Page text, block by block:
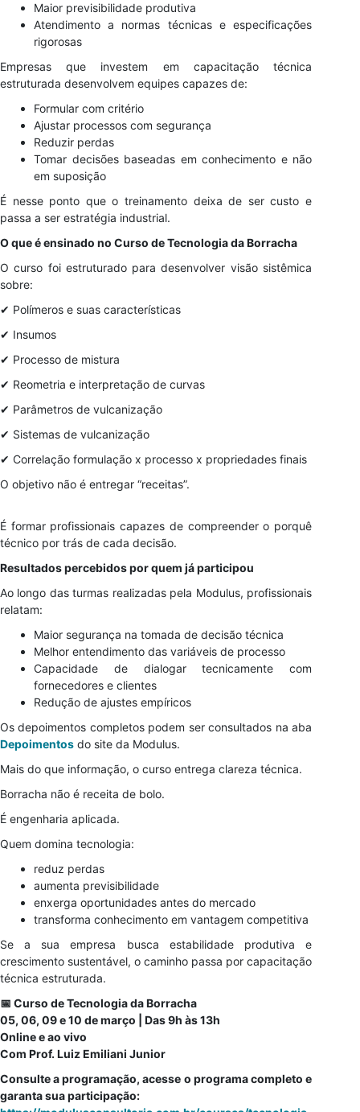
Maior previsibilidade produtiva
Atendimento a normas técnicas e especificações
rigorosas
Empresas que investem em capacitação técnica
estruturada desenvolvem equipes capazes de:
Formular com critério
Ajustar processos com segurança
Reduzir perdas
Tomar decisões baseadas em conhecimento e não
em suposição
É nesse ponto que o treinamento deixa de ser custo e
passa a ser estratégia industrial.
O que é ensinado no Curso de Tecnologia da Borracha
O curso foi estruturado para desenvolver visão sistêmica
sobre:
✔ Polímeros e suas características
✔ Insumos
✔ Processo de mistura
✔ Reometria e interpretação de curvas
✔ Parâmetros de vulcanização
✔ Sistemas de vulcanização
✔ Correlação formulação x processo x propriedades finais
O objetivo não é entregar “receitas”.
É formar profissionais capazes de compreender o porquê
técnico por trás de cada decisão.
Resultados percebidos por quem já participou
Ao longo das turmas realizadas pela Modulus, profissionais
relatam:
Maior segurança na tomada de decisão técnica
Melhor entendimento das variáveis de processo
Capacidade de dialogar tecnicamente com
fornecedores e clientes
Redução de ajustes empíricos
Os depoimentos completos podem ser consultados na aba
Depoimentos do site da Modulus.
Mais do que informação, o curso entrega clareza técnica.
Borracha não é receita de bolo.
É engenharia aplicada.
Quem domina tecnologia:
reduz perdas
aumenta previsibilidade
enxerga oportunidades antes do mercado
transforma conhecimento em vantagem competitiva
Se a sua empresa busca estabilidade produtiva e
crescimento sustentável, o caminho passa por capacitação
técnica estruturada.
📅 Curso de Tecnologia da Borracha
05, 06, 09 e 10 de março | Das 9h às 13h
Online e ao vivo
Com Prof. Luiz Emiliani Junior
Consulte a programação, acesse o programa completo e
garanta sua participação: